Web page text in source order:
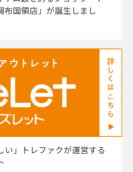
布国領店」が誕生しまし
い」トレファクが運営する